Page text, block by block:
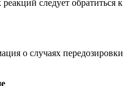
следует обратиться к
о случаях передозировки